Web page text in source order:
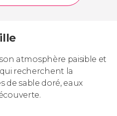
atmosphère paisible et
recherchent la
de sable doré, eaux